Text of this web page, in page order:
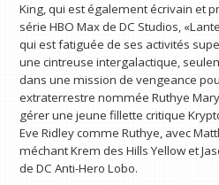
King, qui est également écrivain et
série HBO Max de DC Studios,
qui est fatiguée de ses activités
une cintreuse intergalactique,
dans une mission de vengeance
extraterrestre nommée Ruthye
gérer une jeune fillette critique
Eve Ridley comme Ruthye, avec
méchant Krem des Hills Yellow et
de DC Anti-Hero Lobo.